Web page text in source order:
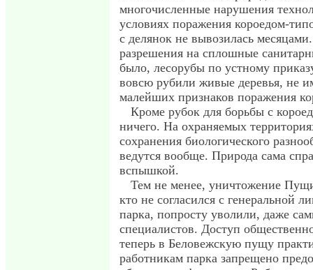
многочисленные нарушения
условиях поражения короедом-
с делянок не вывозилась
разрешения на сплошные
было, лесорубы по устному
вовсю рубили живые деревья, не
малейших признаков поражения
Кроме рубок для борьбы с
ничего. На охраняемых
сохранения биологического
ведутся вообще. Природа сама
вспышкой.
Тем не менее, уничтожение
кто не согласился с генеральной
парка, попросту уволили, даже
специалистов. Доступ
теперь в Беловежскую пущу
работникам парка запрещено